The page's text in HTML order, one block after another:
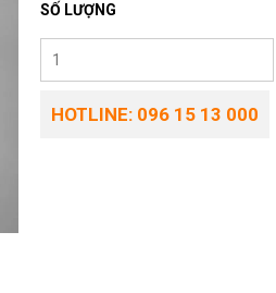
SỐ LƯỢNG
HOTLINE: 096 15 13 000